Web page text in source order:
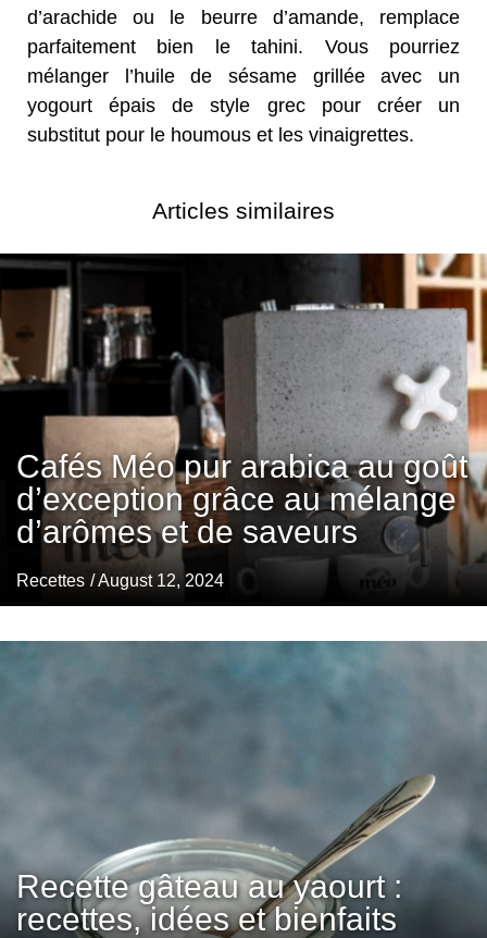
d’arachide ou le beurre d’amande, remplace
parfaitement bien le tahini. Vous pourriez
mélanger l’huile de sésame grillée avec un
yogourt épais de style grec pour créer un
substitut pour le houmous et les vinaigrettes.
Articles similaires
Cafés Méo pur arabica au goût
d’exception grâce au mélange
d’arômes et de saveurs
Recettes / August 12, 2024
Recette gâteau au yaourt :
recettes, idées et bienfaits